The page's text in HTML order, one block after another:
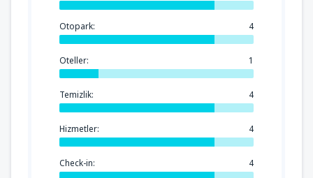
Otopark: 4
Oteller: 1
Temizlik: 4
Hizmetler: 4
Check-in: 4